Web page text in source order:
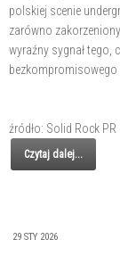
polskiej scenie
zarówno
wyraźny sygnał tego,
bezkompromisowego
źródło: Solid Rock PR
Czytaj dalej...
29 STY 2026